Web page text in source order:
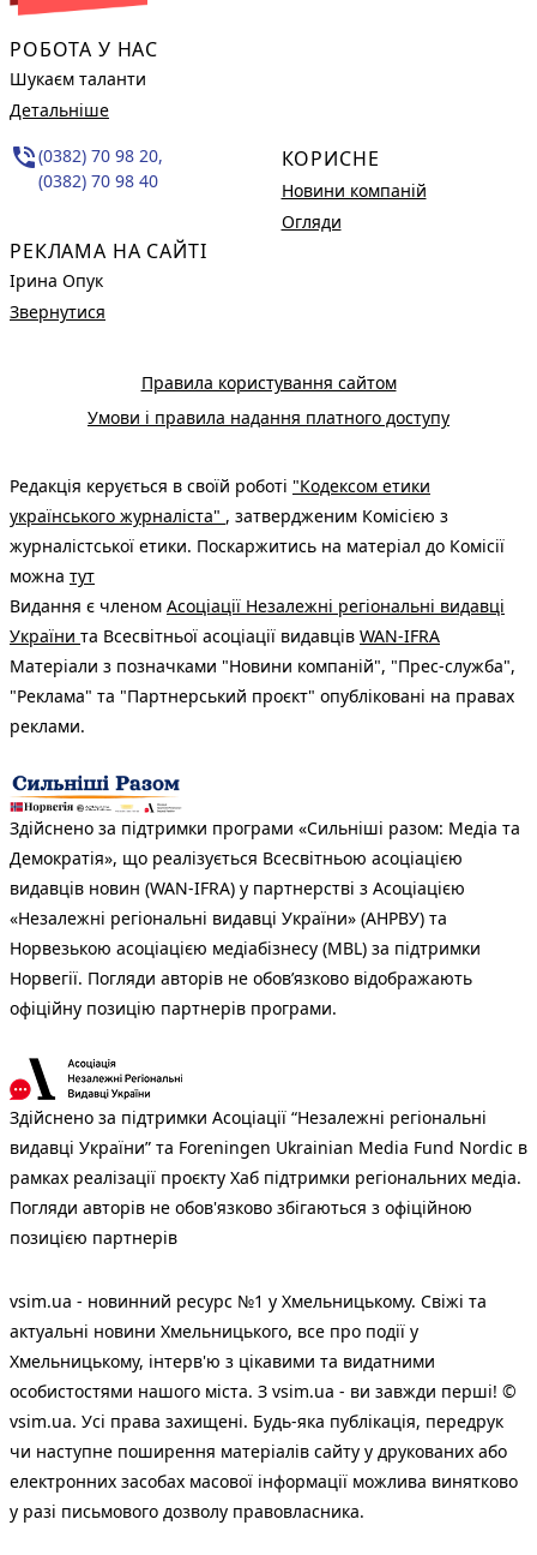
РОБОТА У НАС
Шукаєм таланти
Детальніше
phone_in_talk(0382) 70 98 20,
(0382) 70 98 40
РЕКЛАМА НА САЙТІ
Ірина Опук
Звернутися
КОРИСНЕ
Новини компаній
Огляди
Правила користування сайтом
Умови і правила надання платного доступу
Редакція керується в своїй роботі "Кодексом етики
українського журналіста" , затвердженим Комісією з
журналістської етики. Поскаржитись на матеріал до Комісії
можна тут
Видання є членом Асоціації Незалежні регіональні видавці
України та Всесвітньої асоціації видавців WAN-IFRA
Матеріали з позначками "Новини компаній", "Прес-служба",
"Реклама" та "Партнерський проєкт" опубліковані на правах
реклами.
Здійснено за підтримки програми «Сильніші разом: Медіа та
Демократія», що реалізується Всесвітньою асоціацією
видавців новин (WAN-IFRA) у партнерстві з Асоціацією
«Незалежні регіональні видавці України» (АНРВУ) та
Норвезькою асоціацією медіабізнесу (MBL) за підтримки
Норвегії. Погляди авторів не обов’язково відображають
офіційну позицію партнерів програми.
Здійснено за підтримки Асоціації “Незалежні регіональні
видавці України” та Foreningen Ukrainian Media Fund Nordic в
рамках реалізації проєкту Хаб підтримки регіональних медіа.
Погляди авторів не обов'язково збігаються з офіційною
позицією партнерів
vsim.ua - новинний ресурс №1 у Хмельницькому. Свіжі та
актуальні новини Хмельницького, все про події у
Хмельницькому, інтерв'ю з цікавими та видатними
особистостями нашого міста. З vsim.ua - ви завжди перші! ©
vsim.ua. Усі права захищені. Будь-яка публiкацiя, передрук
чи наступне поширення матеріалів сайту у друкованих або
електронних засобах масової інформації можлива винятково
у разі письмового дозволу правовласника.